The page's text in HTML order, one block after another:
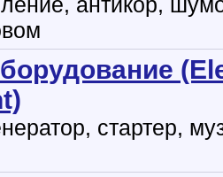
стартер,